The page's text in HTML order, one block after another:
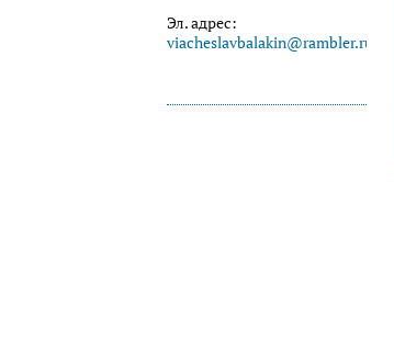
Эл. адрес:
viacheslavbalakin@rambler.ru